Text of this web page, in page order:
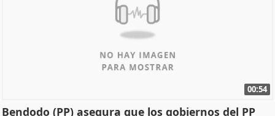
00:54
Bendodo (PP) asegura que los gobiernos del PP